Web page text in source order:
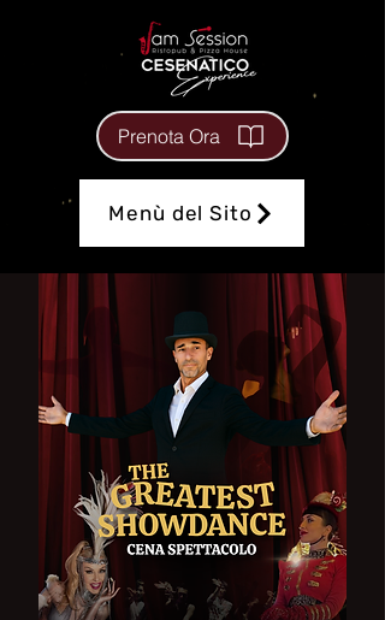
Menù del Sito
Prenota Ora